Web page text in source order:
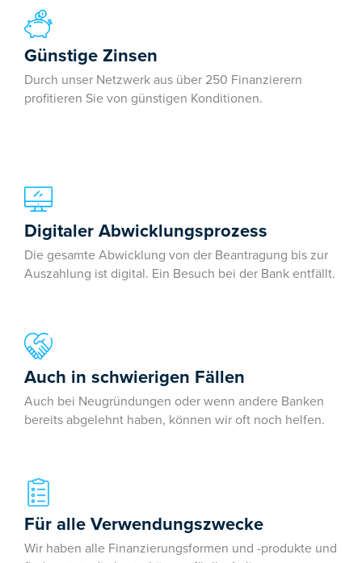
Günstige Zinsen
Durch unser Netzwerk aus über 250 Finanzierern
profitieren Sie von günstigen Konditionen.
Digitaler Abwicklungsprozess
Die gesamte Abwicklung von der Beantragung bis zur
Auszahlung ist digital. Ein Besuch bei der Bank entfällt.
Auch in schwierigen Fällen
Auch bei Neugründungen oder wenn andere Banken
bereits abgelehnt haben, können wir oft noch helfen.
Für alle Verwendungszwecke
Wir haben alle Finanzierungsformen und -produkte und